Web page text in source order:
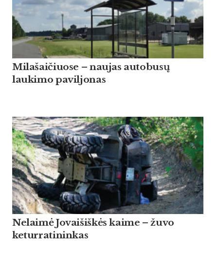
Milašaičiuose – naujas autobusų
laukimo paviljonas
Nelaimė Jovaišiškės kaime – žuvo
keturratininkas